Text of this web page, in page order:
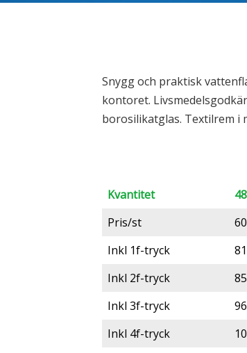
Snygg och praktisk
kontoret.
borosilikatglas. Textilrem i
Kvantitet
Pris/st
Inkl 1f-tryck
Inkl 2f-tryck
Inkl 3f-tryck
Inkl 4f-tryck